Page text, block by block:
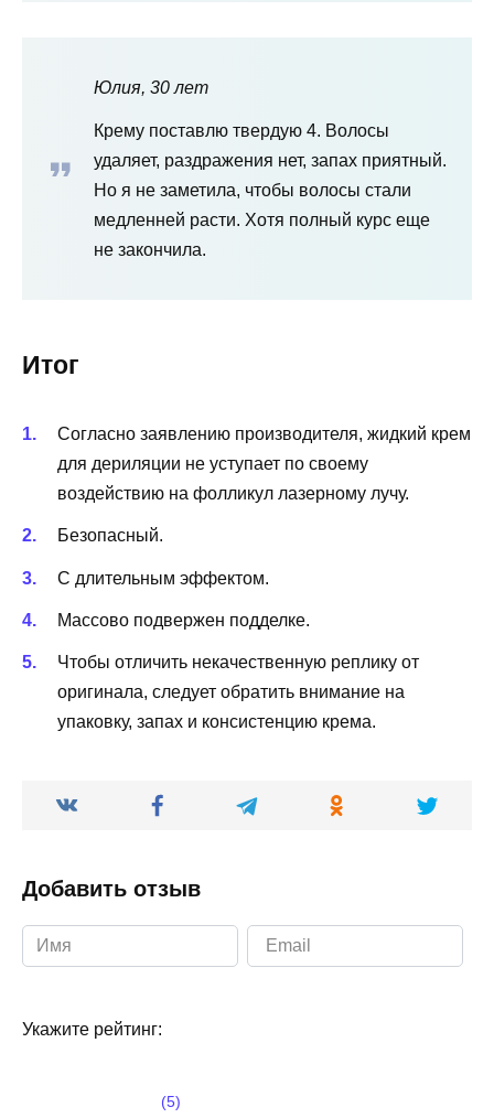
Юлия, 30 лет
Крему поставлю твердую 4. Волосы
удаляет, раздражения нет, запах приятный.
Но я не заметила, чтобы волосы стали
медленней расти. Хотя полный курс еще
не закончила.
Итог
Согласно заявлению производителя, жидкий крем
для дериляции не уступает по своему
воздействию на фолликул лазерному лучу.
Безопасный.
С длительным эффектом.
Массово подвержен подделке.
Чтобы отличить некачественную реплику от
оригинала, следует обратить внимание на
упаковку, запах и консистенцию крема.
Добавить отзыв
Укажите рейтинг:
(5)